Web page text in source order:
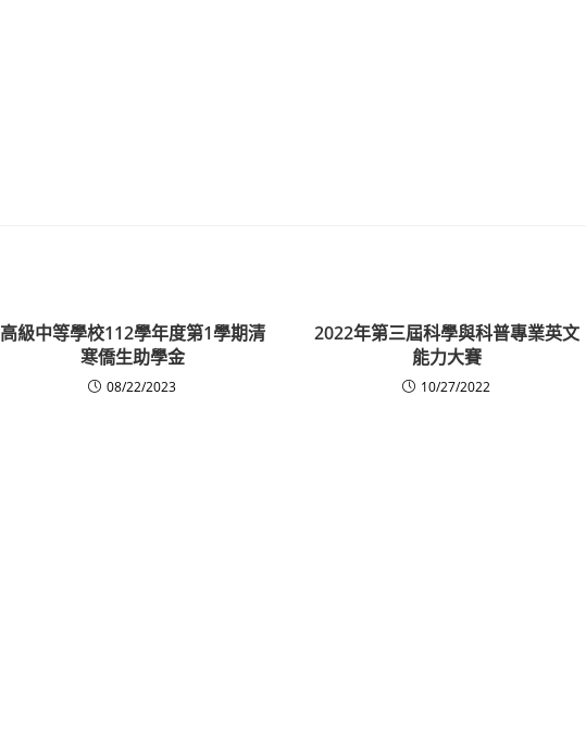
高級中等學校112學年度第1學期清
寒僑生助學金
08/22/2023
2022年第三屆科學與科普專業英文
能力大賽
10/27/2022